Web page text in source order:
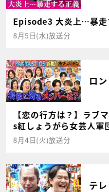
Episode3 大炎上…暴走
8月5日(水)放送分
ロ
【恋の行方は？】ラブ
s紅しょうがら女芸人軍
8月4日(火)放送分
テ